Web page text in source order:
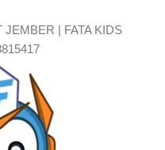
JEMBER | FATA KIDS